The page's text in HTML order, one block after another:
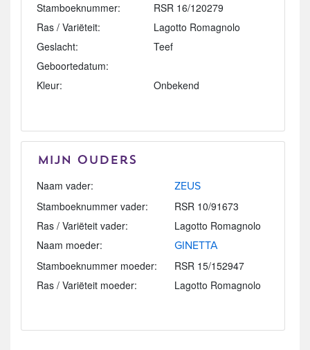
Stamboeknummer:
RSR 16/120279
Ras / Variëteit:
Lagotto Romagnolo
Geslacht:
Teef
Geboortedatum:
Kleur:
Onbekend
Mijn Ouders
Naam vader: ZEUS
Stamboeknummer vader:
RSR 10/91673
Ras / Variëteit vader:
Lagotto Romagnolo
Naam moeder:
GINETTA
Stamboeknummer moeder:
RSR 15/152947
Ras / Variëteit moeder:
Lagotto Romagnolo